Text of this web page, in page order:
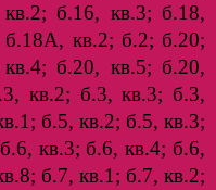
б.16, кв.3; б.18,
кв.2; б.2; б.20;
б.20, кв.5; б.20,
кв.2; б.3, кв.3; б.3,
б.5, кв.2; б.5, кв.3;
кв.3; б.6, кв.4; б.6,
б.7, кв.1; б.7, кв.2;